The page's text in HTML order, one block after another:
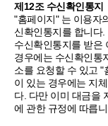
제12조 수신확인통지
"홈페이지" 는 이용자
신확인통지를 합니다.
수신확인통지를 받은
경우에는 수신확인통
소를 요청할 수 있고 "
이 있는 경우에는 지
다. 다만 이미 대금을
에 관한 규정에 따릅